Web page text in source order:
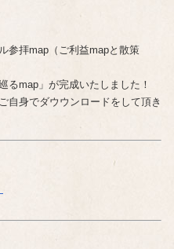
参拝map（ご利益mapと散策
るmap」が完成いたしました！
自身でダウウンロードをして頂き